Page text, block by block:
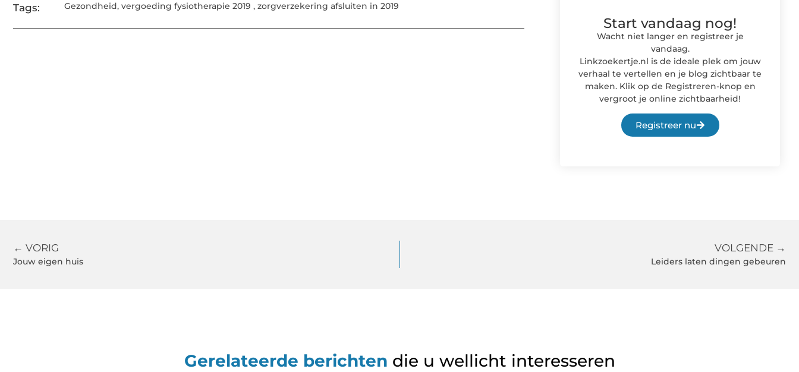
Tags: Gezondheid, vergoeding fysiotherapie 2019 , zorgverzekering afsluiten in 2019
Start vandaag nog!
Wacht niet langer en registreer je
vandaag.
Linkzoekertje.nl is de ideale plek om jouw
verhaal te vertellen en je blog zichtbaar te
maken. Klik op de Registreren-knop en
vergroot je online zichtbaarheid!
Registreer nu
← VORIG
Jouw eigen huis
VOLGENDE →
Leiders laten dingen gebeuren
Gerelateerde berichten die u wellicht interesseren